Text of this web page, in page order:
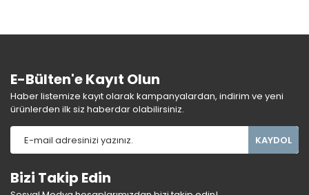
E-Bülten'e Kayıt Olun
Haber listemize kayıt olarak kampanyalardan, indirim ve yeni
ürünlerden ilk siz haberdar olabilirsiniz.
KAYDOL
Bizi Takip Edin